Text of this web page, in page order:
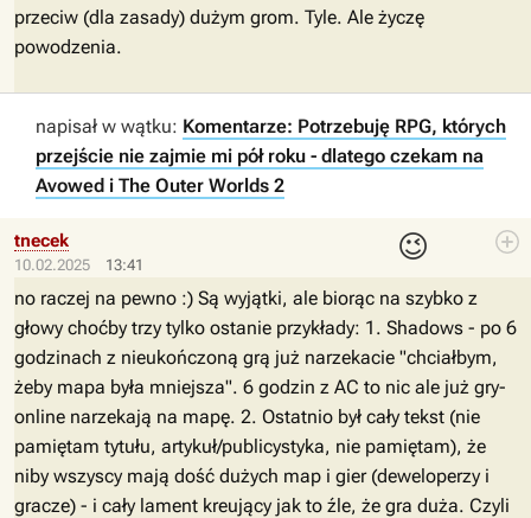
przeciw (dla zasady) dużym grom. Tyle. Ale życzę
powodzenia.
napisał w wątku: Komentarze: Potrzebuję RPG, których
przejście nie zajmie mi pół roku - dlatego czekam na
Avowed i The Outer Worlds 2
10.02.2025 13:41
😉
tnecek
no raczej na pewno :) Są wyjątki, ale biorąc na szybko z
głowy choćby trzy tylko ostanie przykłady: 1. Shadows - po 6
godzinach z nieukończoną grą już narzekacie "chciałbym,
żeby mapa była mniejsza". 6 godzin z AC to nic ale już gry-
online narzekają na mapę. 2. Ostatnio był cały tekst (nie
pamiętam tytułu, artykuł/publicystyka, nie pamiętam), że
niby wszyscy mają dość dużych map i gier (deweloperzy i
gracze) - i cały lament kreujący jak to źle, że gra duża. Czyli